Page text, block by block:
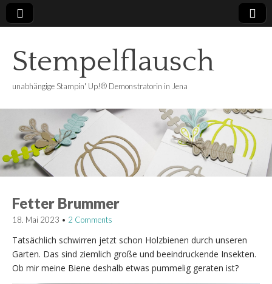
Stempelflausch
unabhängige Stampin' Up!® Demonstratorin in Jena
Fetter Brummer
18. Mai 2023 • 2 Comments
Tatsächlich schwirren jetzt schon Holzbienen durch unseren
Garten. Das sind ziemlich große und beeindruckende Insekten.
Ob mir meine Biene deshalb etwas pummelig geraten ist?